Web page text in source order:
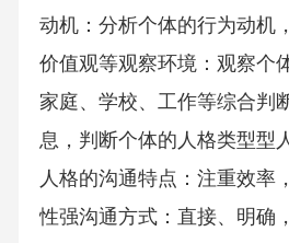
动机：分析个体的行为动机
价值观等观察环境：观察个
家庭、学校、工作等综合判
息，判断个体的人格类型型
人格的沟通特点：注重效率
性强沟通方式：直接、明确